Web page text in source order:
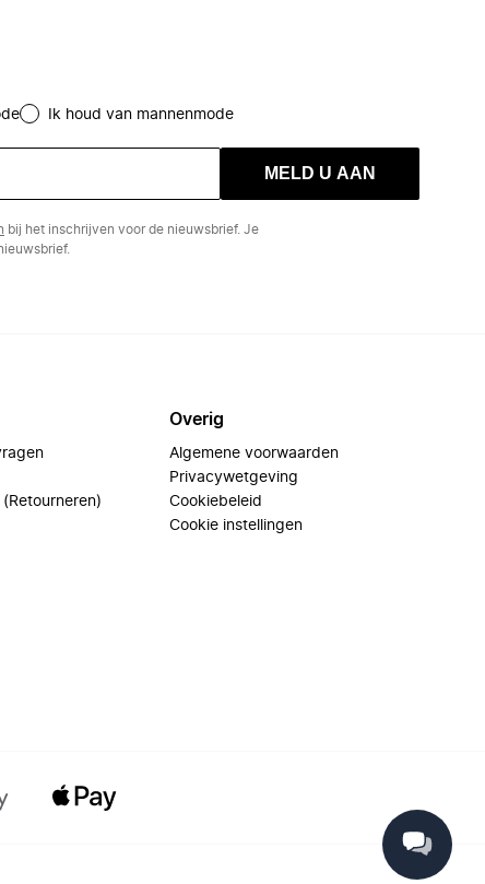
Ik houd van mannenmode
MELD U AAN
bij het inschrijven voor de nieuwsbrief. Je
Overig
Algemene voorwaarden
Privacywetgeving
Cookiebeleid
Cookie instellingen